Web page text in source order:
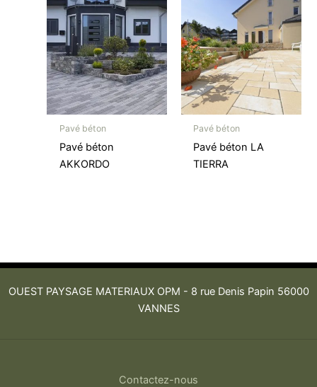
Pavé béton
Pavé béton
AKKORDO
Pavé béton
Pavé béton LA
TIERRA
OUEST PAYSAGE MATERIAUX OPM - 8 rue Denis Papin 56000
VANNES
Contactez-nous